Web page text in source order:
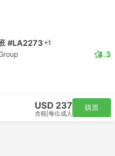
#LA2273 +1
4.3
USD 237
含税 每位成人
購票